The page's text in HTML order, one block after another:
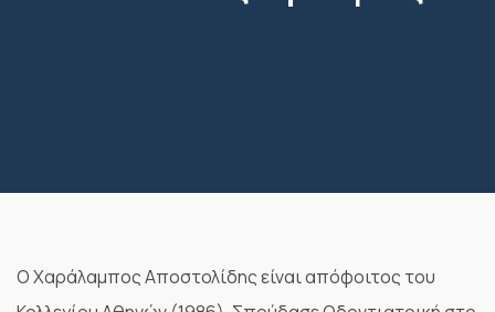
Ο Χαράλαμπος Αποστολίδης είναι απόφοιτος του